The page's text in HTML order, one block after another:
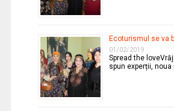
Ecoturismul se va
01/02/2019
Spread the
spun experții, noua